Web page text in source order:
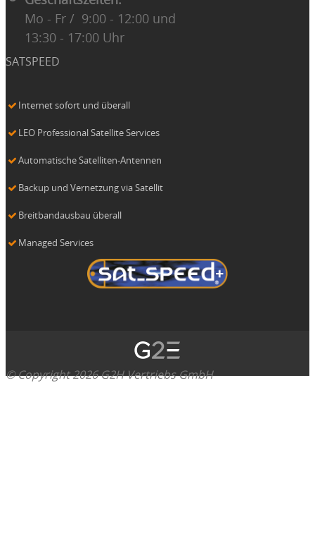
Mo - Fr / 9:00 - 12:00 und
13:30 - 17:00 Uhr
SATSPEED
Internet sofort und überall
LEO Professional Satellite Services
Automatische Satelliten-Antennen
Backup und Vernetzung via Satellit
Breitbandausbau überall
Managed Services
© Copyright 2026 G2H Vertriebs GmbH